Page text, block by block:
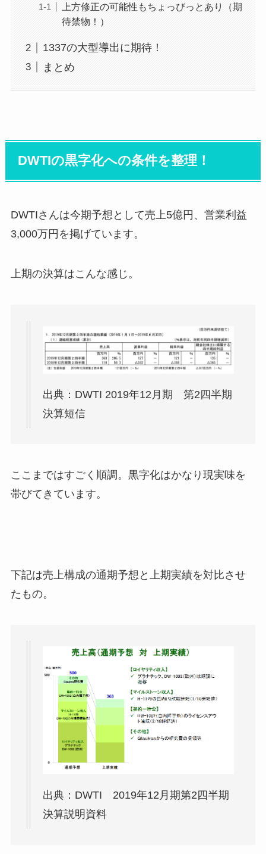
上方修正の可能性もちょっびっとあり（期
待禁物！）
1337の大型導出に期待！
まとめ
DWTIの黒字化への条件を整理！
DWTIさんは今期予想として売上5億円、営業利益
3,000万円を掲げています。
上期の決算はこんな感じ。
出典：DWTI 2019年12月期 第2四半期
決算短信
ここまではすごく順調。黒字化はかなり現実味を
帯びてきています。
下記は売上構成の通期予想と上期実績を対比させ
たもの。
出典：DWTI 2019年12月期第2四半期
決算説明資料